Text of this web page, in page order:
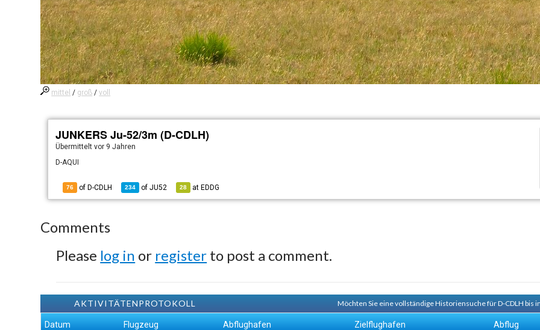
mittel / groß /voll
JUNKERS Ju-52/3m (D-CDLH)
Übermitteltvor 9 Jahren
D-AQUI
76 of D-CDLH 234 ofJU52 28 at EDDG
Comments
Please log in or register to post a comment.
AKTIVITÄTENPROTOKOLL Möchten Sie eine vollständige Historiensuche für D-CDLH bis
Datum Flugzeug Abflughafen Zielflughafen Abflug